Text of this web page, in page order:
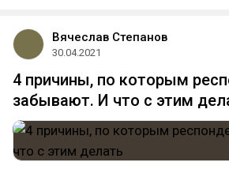
Вячеслав Степанов
30.04.2021
4 причины, по которым
забывают. И что с этим